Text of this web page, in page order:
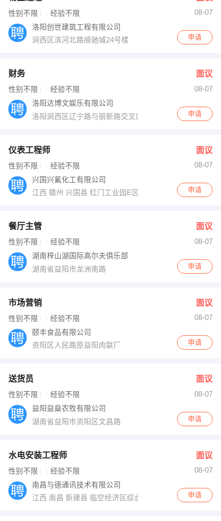
跟单
其他职位
性别不限 经验不限
08-07
洛阳创世建筑工程有限公司
涧西区滨河北路顺驰城24号楼
申请
财务 面议
性别不限 经验不限
08-07
洛阳达博文娱乐有限公司
洛阳涧西区辽宁路与丽新路交叉口
申请
仪表工程师 面议
性别不限 经验不限
08-07
兴国兴氟化工有限公司
江西 赣州 兴国县 红门工业园E区
申请
餐厅主管 面议
性别不限 经验不限
08-07
湖南梓山湖国际高尔夫俱乐部
湖南省益阳市龙洲南路
申请
市场营销 面议
性别不限 经验不限
08-07
颐丰食品有限公司
资阳区人民路原益阳肉联厂
申请
送货员 面议
性别不限 经验不限
08-07
益阳益燊农牧有限公司
湖南省益阳市资阳区文昌路
申请
水电安装工程师 面议
性别不限 经验不限
08-07
南昌与德通讯技术有限公司
江西 南昌 新建县 临空经济区综合保税区坛山二路1号
申请